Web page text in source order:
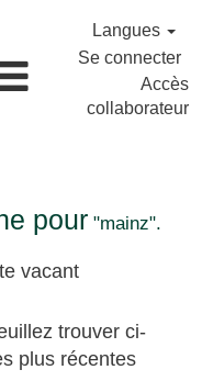
Langues
Se connecter
Accès
collaborateur
pour "mainz".
vacant
trouver ci-
plus récentes